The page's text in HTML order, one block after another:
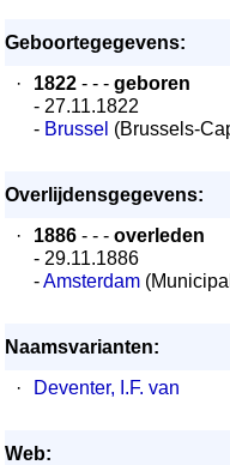
Geboortegegevens:
·
1822 - - - geboren
- 27.11.1822
- Brussel (Brussels-
Overlijdensgegevens:
·
1886 - - - overleden
- 29.11.1886
-Amsterdam
Naamsvarianten:
·
Deventer, I.F. van
Web: